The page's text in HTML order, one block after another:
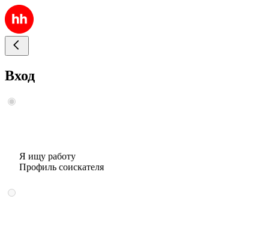
Вход
Я ищу работу
Профиль соискателя